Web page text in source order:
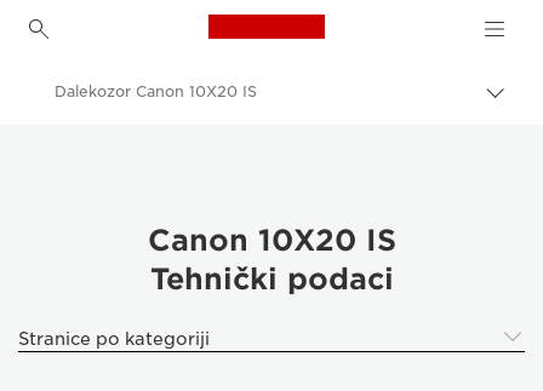
Canon Logo, back to
Canon 10X20 IS – dalekozor
Dalekozor Canon 10X20 IS
Canon 10X20 IS
Tehnički podaci
Stranice po kategoriji